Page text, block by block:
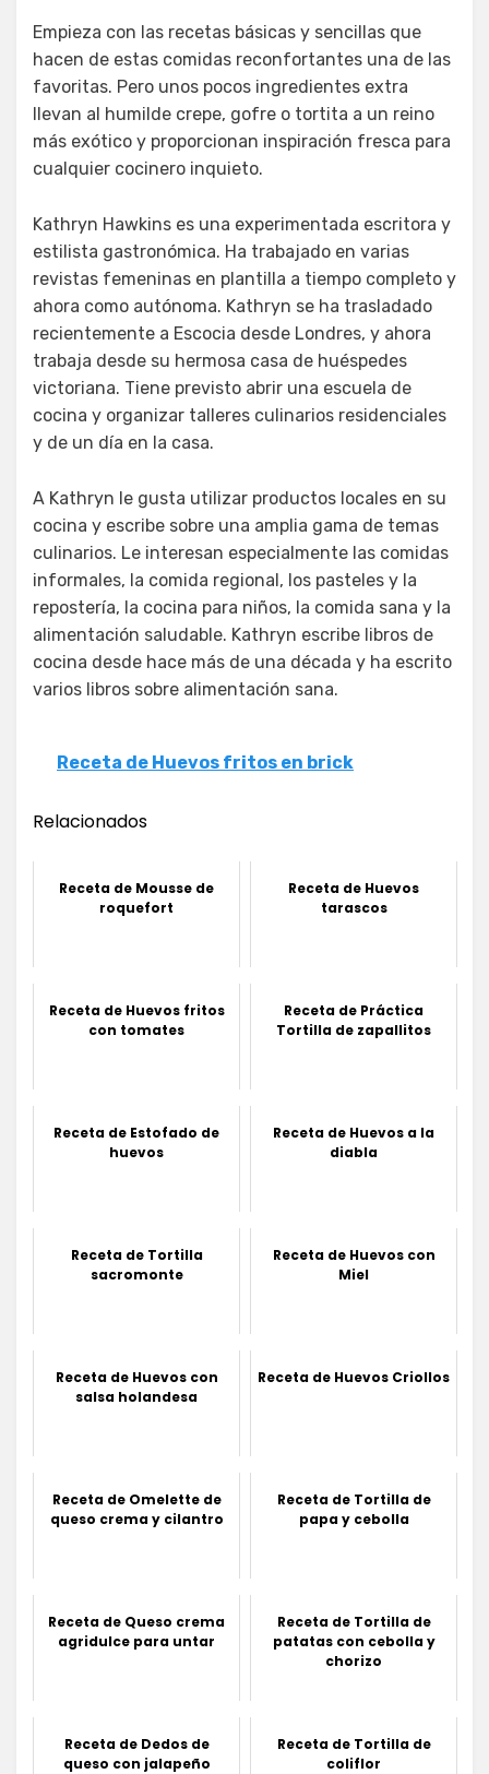
Empieza con las recetas básicas y sencillas que
hacen de estas comidas reconfortantes una de las
favoritas. Pero unos pocos ingredientes extra
llevan al humilde crepe, gofre o tortita a un reino
más exótico y proporcionan inspiración fresca para
cualquier cocinero inquieto.
Kathryn Hawkins es una experimentada escritora y
estilista gastronómica. Ha trabajado en varias
revistas femeninas en plantilla a tiempo completo y
ahora como autónoma. Kathryn se ha trasladado
recientemente a Escocia desde Londres, y ahora
trabaja desde su hermosa casa de huéspedes
victoriana. Tiene previsto abrir una escuela de
cocina y organizar talleres culinarios residenciales
y de un día en la casa.
A Kathryn le gusta utilizar productos locales en su
cocina y escribe sobre una amplia gama de temas
culinarios. Le interesan especialmente las comidas
informales, la comida regional, los pasteles y la
repostería, la cocina para niños, la comida sana y la
alimentación saludable. Kathryn escribe libros de
cocina desde hace más de una década y ha escrito
varios libros sobre alimentación sana.
Receta de Huevos fritos en brick
Relacionados
Receta de Mousse de
roquefort
Receta de Huevos
tarascos
Receta de Huevos fritos
con tomates
Receta de Práctica
Tortilla de zapallitos
Receta de Estofado de
huevos
Receta de Huevos a la
diabla
Receta de Tortilla
sacromonte
Receta de Huevos con
Miel
Receta de Huevos con
salsa holandesa
Receta de Huevos Criollos
Receta de Omelette de
queso crema y cilantro
Receta de Tortilla de
papa y cebolla
Receta de Queso crema
agridulce para untar
Receta de Tortilla de
patatas con cebolla y
chorizo
Receta de Dedos de
queso con jalapeño
Receta de Tortilla de
coliflor